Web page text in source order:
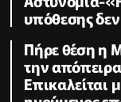
υπόθεσης
Πήρε θέση η
την